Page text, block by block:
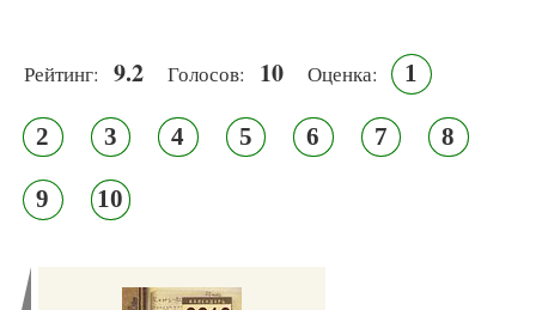
Рейтинг: 9.2 Голосов: 10 Оценка: 1
2 3 4 5 6 7 8
9 10